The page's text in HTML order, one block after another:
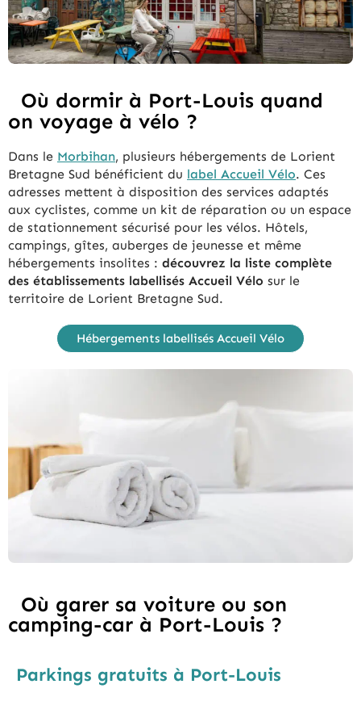
Où dormir à Port-Louis quand
on voyage à vélo ?
Dans le Morbihan, plusieurs hébergements de Lorient
Bretagne Sud bénéficient du label Accueil Vélo. Ces
adresses mettent à disposition des services adaptés
aux cyclistes, comme un kit de réparation ou un espace
de stationnement sécurisé pour les vélos. Hôtels,
campings, gîtes, auberges de jeunesse et même
hébergements insolites : découvrez la liste complète
des établissements labellisés Accueil Vélo sur le
territoire de Lorient Bretagne Sud.
Hébergements labellisés Accueil Vélo
Où garer sa voiture ou son
camping-car à Port-Louis ?
Parkings gratuits à Port-Louis